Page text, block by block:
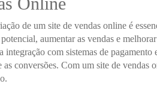
de um site de vendas online é
aumentar as vendas e
integração com sistemas de
conversões. Com um site de